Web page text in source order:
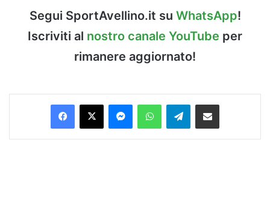
Segui SportAvellino.it su WhatsApp!
Iscriviti al nostro canale YouTube per
rimanere aggiornato!
Facebook
X MessengerWhatsAppTelegramCondividi via Email